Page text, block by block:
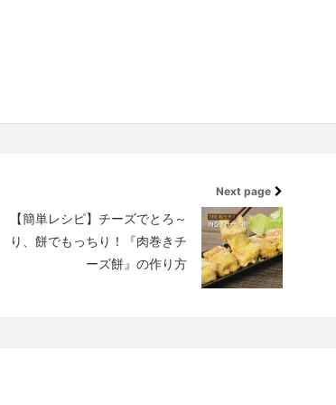
Next page
【簡単レシピ】チーズでとろ～
り、餅でもっちり！『肉巻きチ
ーズ餅』の作り方